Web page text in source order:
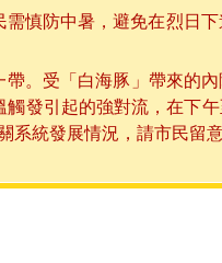
慎防中暑，避免在烈日
。受「白海豚」帶來的
發引起的強對流，在下
統發展情況，請市民留